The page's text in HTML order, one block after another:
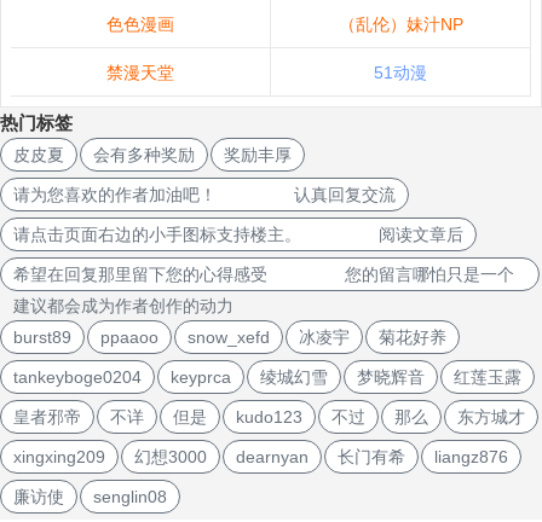
色色漫画 （乱伦）妹汁NP
禁漫天堂 51动漫
热门标签
皮皮夏 会有多种奖励 奖励丰厚
请为您喜欢的作者加油吧！ 认真回复交流
请点击页面右边的小手图标支持楼主。 阅读文章后
希望在回复那里留下您的心得感受 您的留言哪怕只是一个
建议都会成为作者创作的动力
burst89
ppaaoo snow_xefd 冰凌宇 菊花好养
tankeyboge0204 keyprca 绫城幻雪 梦晓辉音 红莲玉露
皇者邪帝 不详 但是 kudo123 不过 那么 东方城才
xingxing209 幻想3000 dearnyan 长门有希 liangz876
廉访使 senglin08